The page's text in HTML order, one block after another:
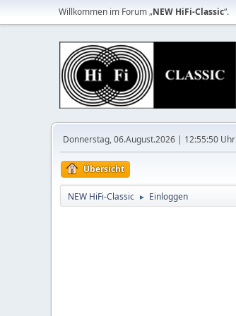
Willkommen im Forum „NEW HiFi-Classic“.
Donnerstag, 06.August.2026 | 12:55:50 Uhr
Übersicht
NEW HiFi-Classic ► Einloggen